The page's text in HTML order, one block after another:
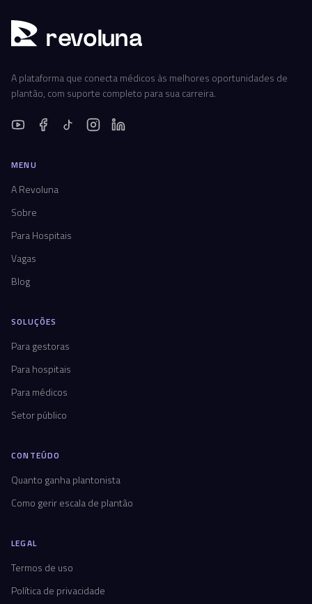
revoluna
A plataforma que conecta médicos às melhores oportunidades de
plantão, com suporte completo para sua carreira.
MENU
A Revoluna
Sobre
Para Hospitais
Vagas
Blog
SOLUÇÕES
Para gestoras
Para hospitais
Para médicos
Setor público
CONTEÚDO
Quanto ganha plantonista
Como gerir escala de plantão
LEGAL
Termos de uso
Política de privacidade